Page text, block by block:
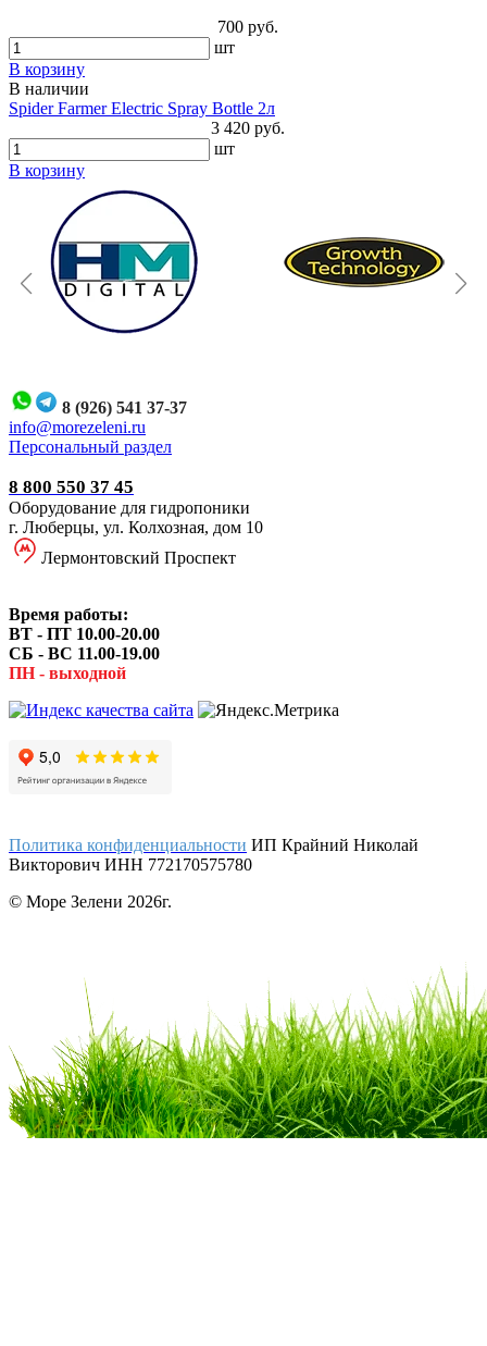
700 руб.
шт
В корзину
В наличии
Spider Farmer Electric Spray Bottle 2л
3 420 руб.
шт
В корзину
8 (926) 541 37-37
info@morezeleni.ru
Персональный раздел
8 800 550 37 45
Оборудование для гидропоники
г. Люберцы, ул. Колхозная, дом 10
Лермонтовский Проспект
Время работы:
ВТ - ПТ 10.00-20.00
СБ - ВС 11.00-19.00
ПН - выходной
Политика конфиденциальности ИП Крайний Николай
Викторович ИНН 772170575780
© Море Зелени 2026г.